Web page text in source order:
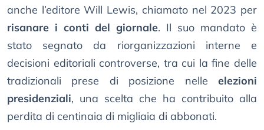
anche l’editore Will Lewis, chiamato nel 2023 per
risanare i conti del giornale. Il suo mandato è
stato segnato da riorganizzazioni interne e
decisioni editoriali controverse, tra cui la fine delle
tradizionali prese di posizione nelle elezioni
presidenziali, una scelta che ha contribuito alla
perdita di centinaia di migliaia di abbonati.